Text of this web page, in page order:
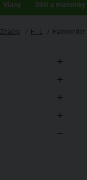
Vlasy Děti a maminky
Značky / H - L / Hairwonder